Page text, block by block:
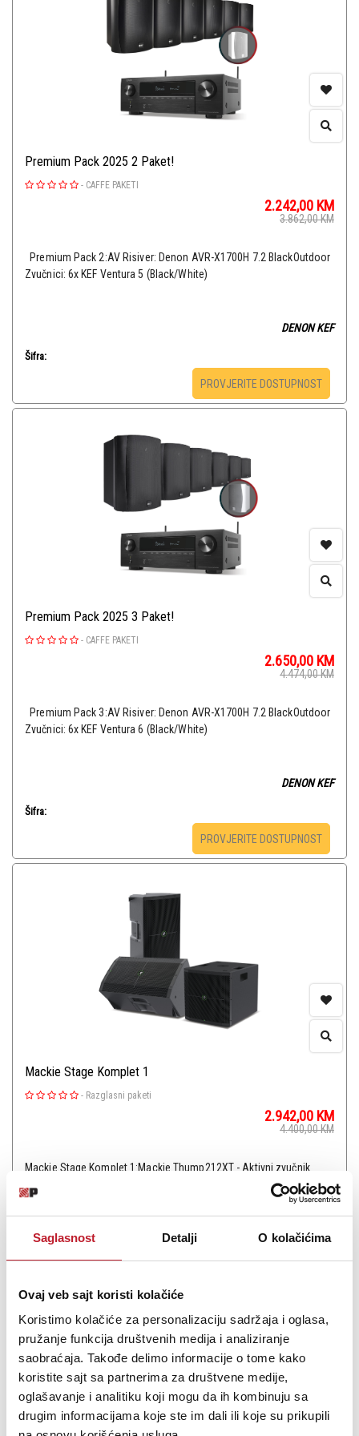
Saglasnost Detalji O kolačićima
Ovaj veb sajt koristi kolačiće
Koristimo kolačiće za personalizaciju sadržaja i oglasa,
pružanje funkcija društvenih medija i analiziranje
saobraćaja. Takođe delimo informacije o tome kako
koristite sajt sa partnerima za društvene medije,
oglašavanje i analitiku koji mogu da ih kombinuju sa
drugim informacijama koje ste im dali ili koje su prikupili
Premium Pack 2025 2 Paket!
- CAFFE PAKETI
2.242,00 KM
3.862,00KM
Premium Pack 2:AV Risiver: Denon AVR-X1700H 7.2 BlackOutdoor
Zvučnici: 6x KEF Ventura 5 (Black/White)
DENON KEF
Šifra:
PROVJERITE DOSTUPNOST
Premium Pack 2025 3 Paket!
- CAFFE PAKETI
2.650,00 KM
4.474,00KM
Premium Pack 3:AV Risiver: Denon AVR-X1700H 7.2 BlackOutdoor
Zvučnici: 6x KEF Ventura 6 (Black/White)
DENON KEF
Šifra:
PROVJERITE DOSTUPNOST
Mackie Stage Komplet 1
- Razglasni paketi
2.942,00 KM
4.400,00KM
Mackie Stage Komplet 1:Mackie Thump212XT - Aktivni zvučnik
(par)Mackie Thump115S - Aktivni vufer
PROVJERITE DOSTUPNOST